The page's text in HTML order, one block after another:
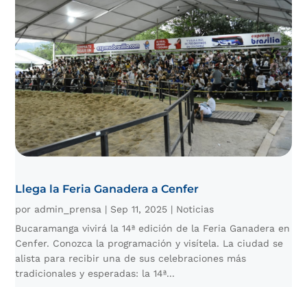
Llega la Feria Ganadera a Cenfer
por admin_prensa | Sep 11, 2025 | Noticias
Bucaramanga vivirá la 14ª edición de la Feria Ganadera en
Cenfer. Conozca la programación y visítela. La ciudad se
alista para recibir una de sus celebraciones más
tradicionales y esperadas: la 14ª...